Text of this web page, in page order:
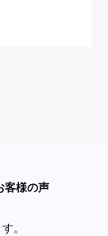
客様の声
。